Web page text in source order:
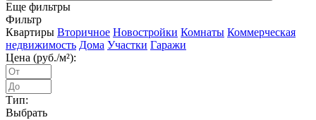
Еще фильтры
Фильтр
Квартиры Вторичное Новостройки Комнаты Коммерческая
недвижимость Дома Участки Гаражи
Цена (руб./м²):
Тип:
Выбрать